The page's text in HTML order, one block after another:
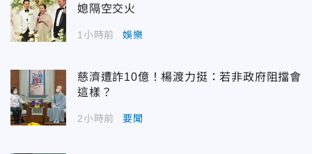
媳隔空交火
1小時前 娛樂
慈濟遭詐10億！楊渡力挺：若非政府阻擋會
這樣？
2小時前 要聞